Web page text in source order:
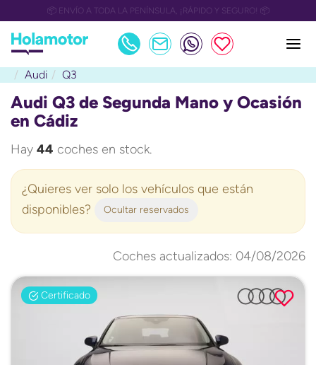
📅 OULET Grupo Safamotor hasta 15.000€ descuento📅
Audi Q3
Audi Q3 de Segunda Mano y Ocasión
en Cádiz
Hay 44 coches en stock.
¿Quieres ver solo los vehículos que están
disponibles?
Ocultar reservados
Coches actualizados: 04/08/2026
Certificado